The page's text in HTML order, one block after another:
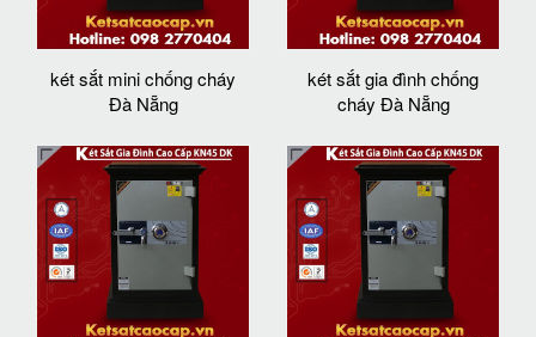
két sắt mini chống cháy
Đà Nẵng
két sắt gia đình chống
cháy Đà Nẵng